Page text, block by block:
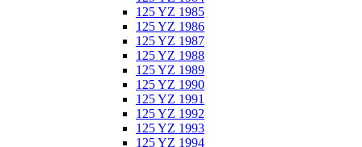
125 YZ 1985
125 YZ 1986
125 YZ 1987
125 YZ 1988
125 YZ 1989
125 YZ 1990
125 YZ 1991
125 YZ 1992
125 YZ 1993
125 YZ 1994